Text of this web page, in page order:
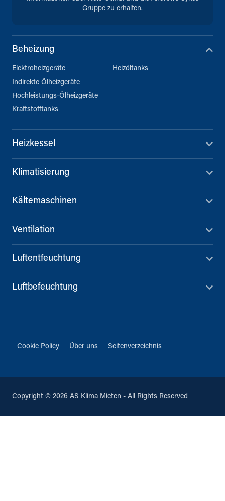
Gruppe zu erhalten.
Beheizung
Elektroheizgeräte
Indirekte Ölheizgeräte
Hochleistungs-Ölheizgeräte
Kraftstofftanks
Heizöltanks
Heizkessel
Klimatisierung
Kältemaschinen
Ventilation
Luftentfeuchtung
Luftbefeuchtung
Cookie Policy Über uns Seitenverzeichnis
Copyright © 2026 AS Klima Mieten - All Rights Reserved